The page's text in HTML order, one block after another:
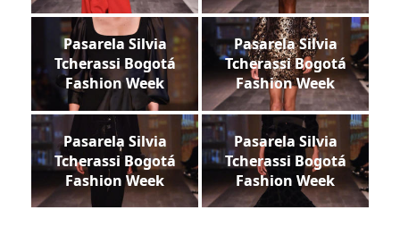
Pasarela Silvia
Tcherassi Bogotá
Fashion Week
Pasarela Silvia
Tcherassi Bogotá
Fashion Week
Pasarela Silvia
Tcherassi Bogotá
Fashion Week
Pasarela Silvia
Tcherassi Bogotá
Fashion Week